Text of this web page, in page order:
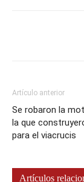
Artículo anterior
Se robaron la
la que
para el viacrucis
Artículos